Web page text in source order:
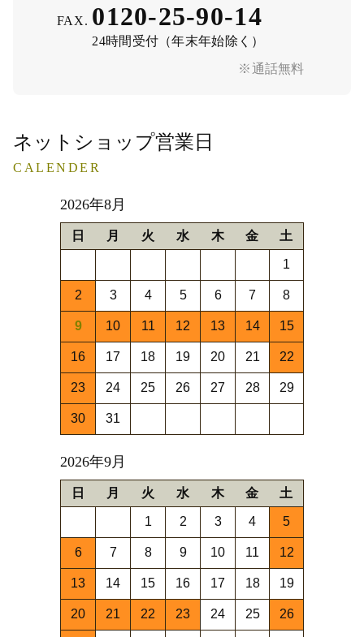
※通話無料
FAX. 0120-25-90-14
24時間受付（年末年始除く）
ネットショップ営業日
CALENDER
2026年8月
日 月 火 水 木 金 土
1
2 3 4 5 6 7 8
9 10 11 12 13 14 15
16 17 18 19 20 21 22
23 24 25 26 27 28 29
30 31
2026年9月
日 月 火 水 木 金 土
1 2 3 4 5
6 7 8 9 10 11 12
13 14 15 16 17 18 19
20 21 22 23 24 25 26